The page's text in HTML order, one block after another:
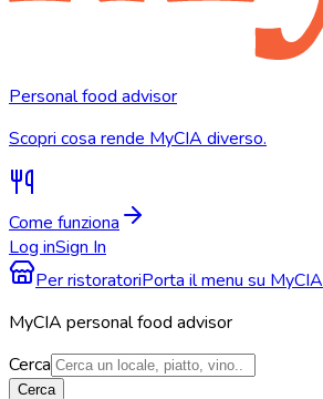
Personal food advisor
Scopri cosa rende MyCIA diverso.
Come funziona
Log inSign In
Per ristoratoriPorta il menu su MyCIA
MyCIA personal food advisor
Cerca
Cerca